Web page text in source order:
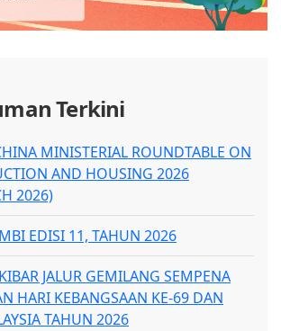
Terkini
MINISTERIAL ROUNDTABLE ON
AND HOUSING 2026
2026)
EDISI 11, TAHUN 2026
JALUR GEMILANG SEMPENA
HARI KEBANGSAAN KE-69 DAN
TAHUN 2026